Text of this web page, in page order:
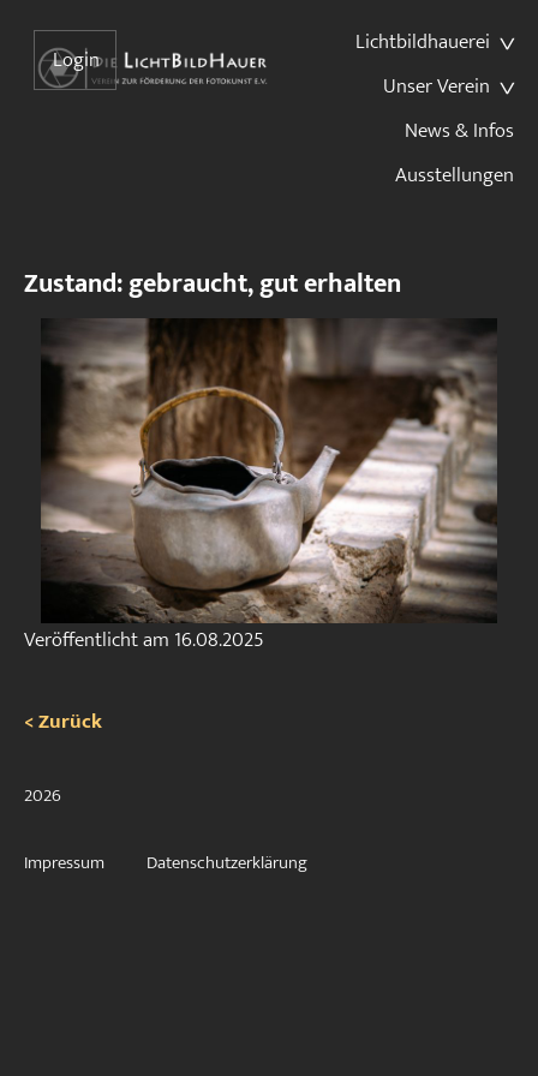
Lichtbildhauerei
Unser Verein
News & Infos
Ausstellungen
Login
Zustand: gebraucht, gut erhalten
Veröffentlicht am 16.08.2025
< Zurück
2026
Impressum Datenschutzerklärung